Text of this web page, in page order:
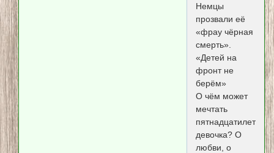
Немцы
прозвали её
«фрау чёрная
смерть».
«Детей на
фронт не
берём»
О чём может
мечтать
пятнадцатилетняя
девочка? О
любви, о